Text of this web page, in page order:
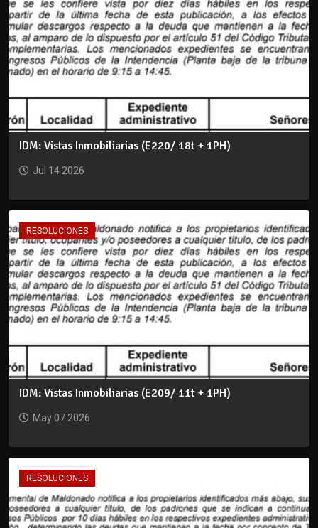
IDM: Vistas Inmobiliarias (E220/ 18t + 1PH)
Jul 14 2026
RESOLUCIONES
IDM: Vistas Inmobiliarias (E209/ 11t + 1PH)
May 07 2026
RESOLUCIONES